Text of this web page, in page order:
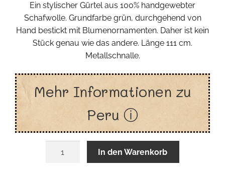
Ein stylischer Gürtel aus 100% handgewebter
Schafwolle. Grundfarbe grün, durchgehend von
Hand bestickt mit Blumenornamenten. Daher ist kein
Stück genau wie das andere. Länge 111 cm.
Metallschnalle.
Mehr Informationen zu
Peru ⓘ
In den Warenkorb